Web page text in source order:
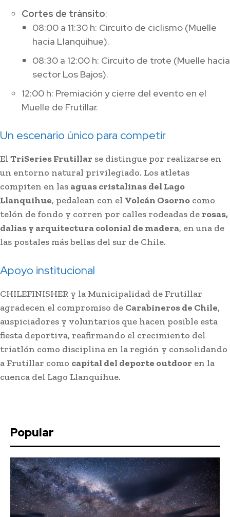
Cortes de tránsito:
08:00 a 11:30 h: Circuito de ciclismo (Muelle
hacia Llanquihue).
08:30 a 12:00 h: Circuito de trote (Muelle hacia
sector Los Bajos).
12:00 h: Premiación y cierre del evento en el
Muelle de Frutillar.
Un escenario único para competir
El TriSeries Frutillar se distingue por realizarse en
un entorno natural privilegiado. Los atletas
compiten en las aguas cristalinas del Lago
Llanquihue, pedalean con el Volcán Osorno como
telón de fondo y corren por calles rodeadas de rosas,
dalias y arquitectura colonial de madera, en una de
las postales más bellas del sur de Chile.
Apoyo institucional
CHILEFINISHER y la Municipalidad de Frutillar
agradecen el compromiso de Carabineros de Chile,
auspiciadores y voluntarios que hacen posible esta
fiesta deportiva, reafirmando el crecimiento del
triatlón como disciplina en la región y consolidando
a Frutillar como capital del deporte outdoor en la
cuenca del Lago Llanquihue.
Popular